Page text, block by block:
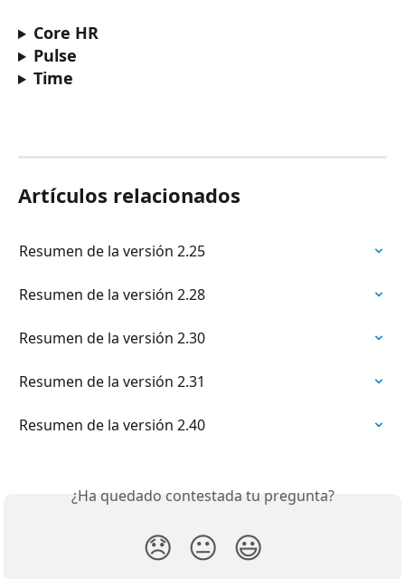
Core HR
Pulse
Time
Artículos relacionados
Resumen de la versión 2.25
Resumen de la versión 2.28
Resumen de la versión 2.30
Resumen de la versión 2.31
Resumen de la versión 2.40
¿Ha quedado contestada tu pregunta?
😞 😐 😃